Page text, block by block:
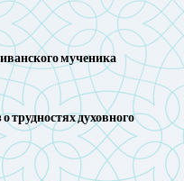
мученика
трудностях духовного